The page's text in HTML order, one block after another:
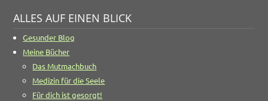
ALLES AUF EINEN BLICK
Gesunder Blog
Meine Bücher
Das Mutmachbuch
Medizin für die Seele
Für dich ist gesorgt!